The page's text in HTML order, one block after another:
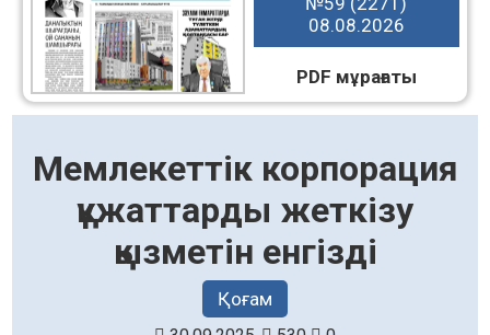
08.08.2026
PDF мұрағаты
Мемлекеттік корпорация
құжаттарды жеткізу
қызметін енгізді
Қоғам